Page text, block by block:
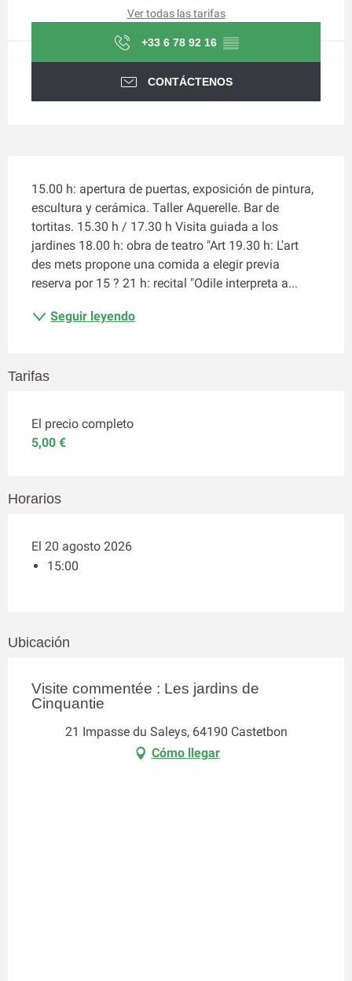
Ver todas las tarifas
+33 6 78 92 16 ▒▒
CONTÁCTENOS
15.00 h: apertura de puertas, exposición de pintura,
escultura y cerámica. Taller Aquerelle. Bar de
tortitas. 15.30 h / 17.30 h Visita guiada a los
jardines 18.00 h: obra de teatro "Art 19.30 h: L'art
des mets propone una comida a elegir previa
reserva por 15 ? 21 h: recital "Odile interpreta a...
Seguir leyendo
Tarifas
El precio completo
5,00 €
Horarios
El 20 agosto 2026
15:00
Ubicación
Visite commentée : Les jardins de
Cinquantie
21 Impasse du Saleys, 64190 Castetbon
Cómo llegar